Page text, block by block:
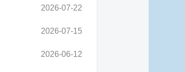
2026-07-22
2026-07-15
2026-06-12